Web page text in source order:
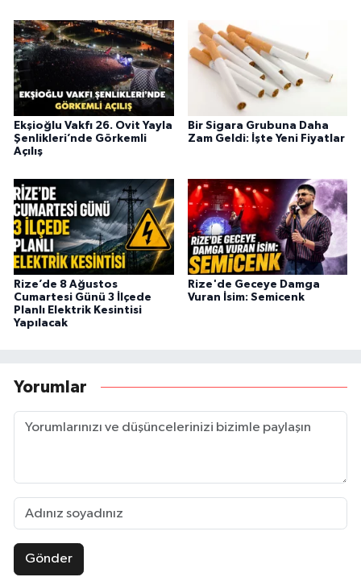
Ekşioğlu Vakfı 26. Ovit Yayla
Şenlikleri’nde Görkemli
Açılış
Bir Sigara Grubuna Daha
Zam Geldi: İşte Yeni Fiyatlar
Rize’de 8 Ağustos
Cumartesi Günü 3 İlçede
Planlı Elektrik Kesintisi
Yapılacak
Rize'de Geceye Damga
Vuran İsim: Semicenk
Yorumlar
Gönder